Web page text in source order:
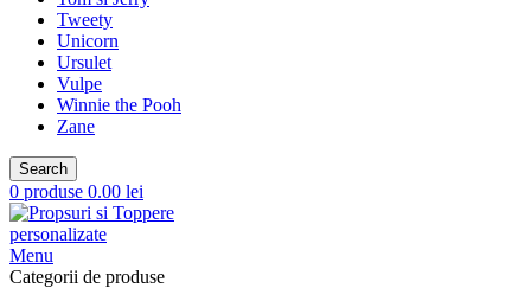
Tweety
Unicorn
Ursulet
Vulpe
Winnie the Pooh
Zane
Search
0 produse 0.00 lei
Menu
Categorii de produse